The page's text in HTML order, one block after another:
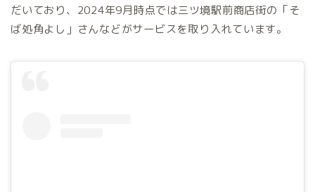
だいており、2024年9月時点では三ツ境駅前商店街の「そ
ば処角よし」さんなどがサービスを取り入れています。